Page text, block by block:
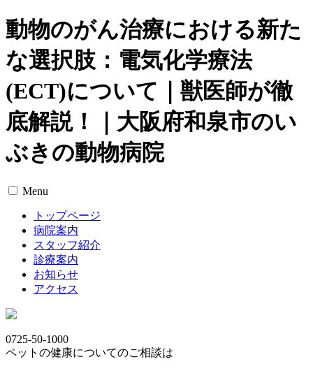
動物のがん治療における新た
な選択肢：電気化学療法
(ECT)について｜獣医師が徹
底解説！｜大阪府和泉市のい
ぶきの動物病院
Menu
トップページ
病院案内
スタッフ紹介
診療案内
お知らせ
アクセス
0725-50-1000
ペットの健康についてのご相談は